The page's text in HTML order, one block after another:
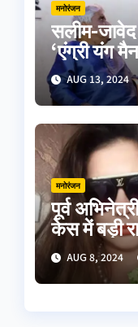
मनोरंजन
सलीम-जावेद
‘एंग्री यंग
AUG 13, 2024
मनोरंजन
पूर्व
केस में बड़ी
AUG 8, 2024